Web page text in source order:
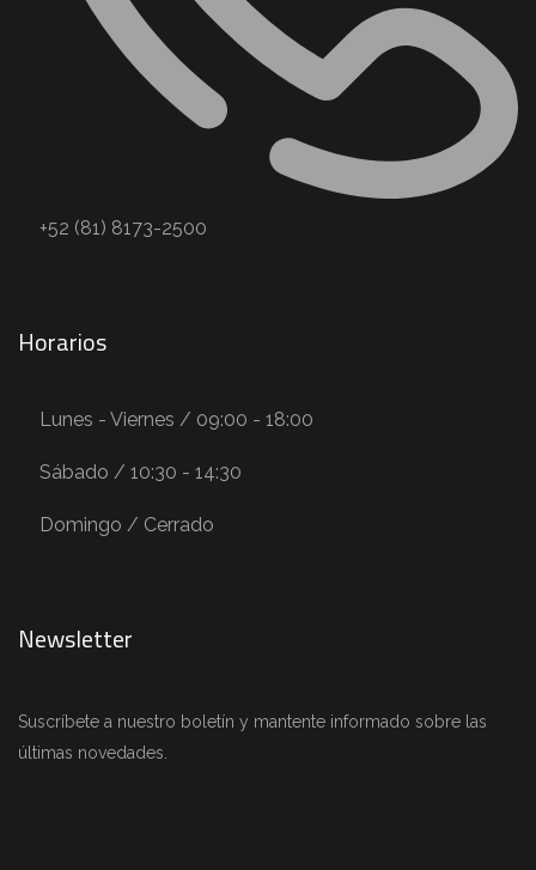
+52 (81) 8173-2500
Horarios
Lunes - Viernes / 09:00 - 18:00
Sábado / 10:30 - 14:30
Domingo / Cerrado
Newsletter
Suscríbete a nuestro boletín y mantente informado sobre las
últimas novedades.